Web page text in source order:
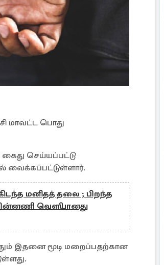
மாவட்ட பொது
செய்யப்பட்டு
வைக்கப்பட்டுள்ளார்.
மனிதத் தலை ; பிறந்த
வௌியானது
இதனை மூடி மறைப்பதற்கான